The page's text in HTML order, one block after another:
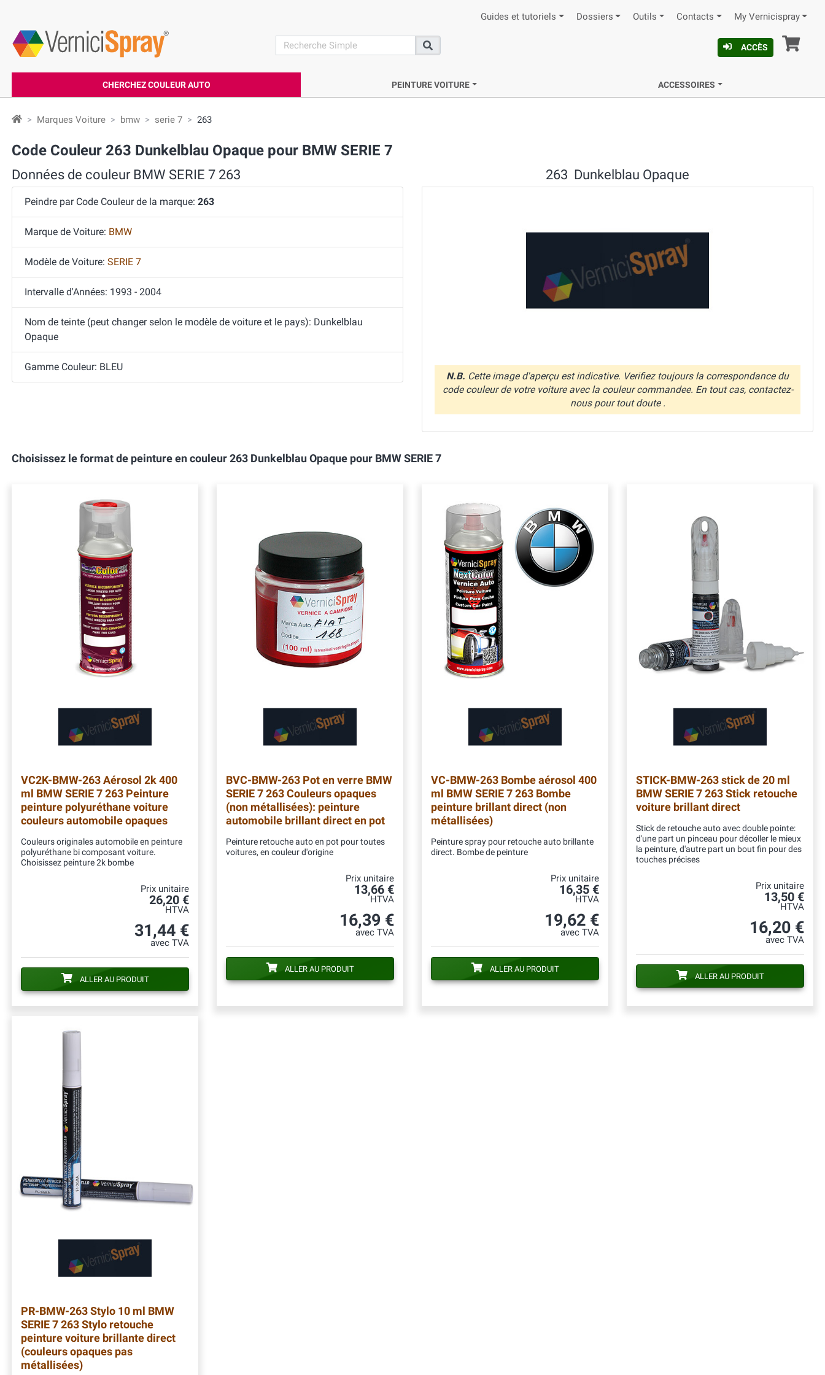
Guides et tutoriels Dossiers Outils Contacts My Vernicispray
search
Recherche
ACCÈS
CHERCHEZ COULEUR AUTO PEINTURE VOITURE ACCESSOIRES
Marques Voiture bmw serie 7 263
Code Couleur 263 Dunkelblau Opaque pour BMW SERIE 7
Données de couleur BMW SERIE 7 263
Peindre par Code Couleur de la marque: 263
Marque de Voiture: BMW
Modèle de Voiture: SERIE 7
Intervalle d'Années: 1993 - 2004
Nom de teinte (peut changer selon le modèle de voiture et le pays): Dunkelblau
Opaque
Gamme Couleur: BLEU
263 Dunkelblau Opaque
N.B. Cette image d'aperçu est indicative. Verifiez toujours la correspondance du
code couleur de votre voiture avec la couleur commandee. En tout cas, contactez-
nous pour tout doute .
Choisissez le format de peinture en couleur 263 Dunkelblau Opaque pour BMW SERIE 7
VC2K-BMW-263Aérosol 2k 400
ml BMW SERIE 7 263 Peinture
peinture polyuréthane voiture
couleurs automobile opaques
Couleurs originales automobile en peinture
polyuréthane bi composant voiture.
Choisissez peinture 2k bombe
Prix unitaire
26,20 €
HTVA
31,44 €
avec TVA
ALLER AU PRODUIT
BVC-BMW-263 Pot en verre BMW
SERIE 7 263 Couleurs opaques
(non métallisées): peinture
automobile brillant direct en pot
Peinture retouche auto en pot pour toutes
voitures, en couleur d'origine
Prix unitaire
13,66 €
HTVA
16,39 €
avec TVA
ALLER AU PRODUIT
VC-BMW-263 Bombe aérosol 400
ml BMW SERIE 7 263 Bombe
peinture brillant direct (non
métallisées)
Peinture spray pour retouche auto brillante
direct. Bombe de peinture
Prix unitaire
16,35 €
HTVA
19,62 €
avec TVA
ALLER AU PRODUIT
STICK-BMW-263stick de 20 ml
BMW SERIE 7 263 Stick retouche
voiture brillant direct
Stick de retouche auto avec double pointe:
d'une part un pinceau pour décoller le mieux
la peinture, d'autre part un bout fin pour des
touches précises
Prix unitaire
13,50 €
HTVA
16,20 €
avec TVA
ALLER AU PRODUIT
PR-BMW-263Stylo 10 ml BMW
SERIE 7 263 Stylo retouche
peinture voiture brillante direct
(couleurs opaques pas
métallisées)